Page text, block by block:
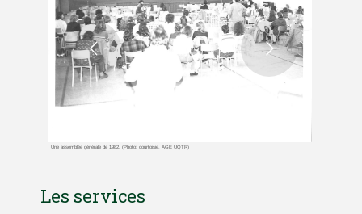
Une assemblée générale de 1982. (Photo: courtoisie, AGE UQTR)
Les services